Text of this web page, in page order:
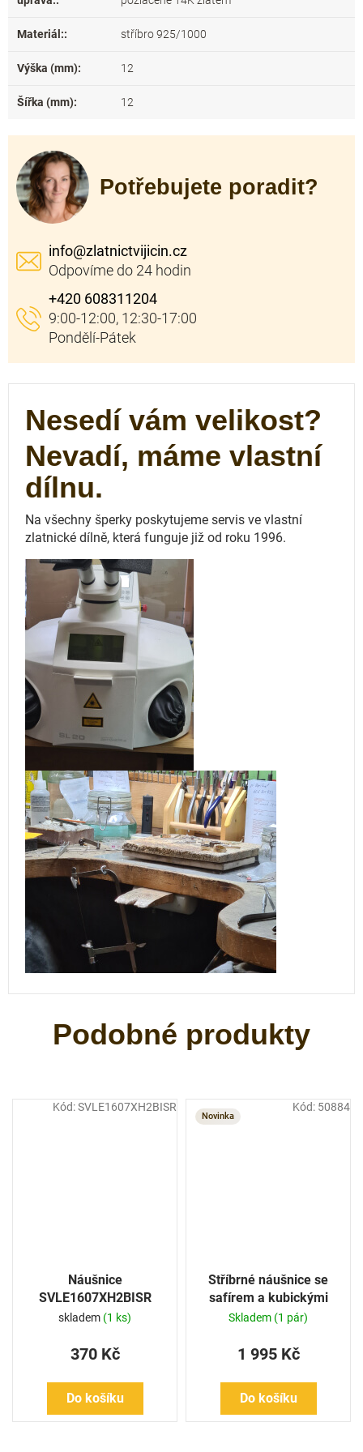
Materiál:: stříbro 925/1000
Výška (mm): 12
Šířka (mm): 12
Potřebujete poradit?
info@zlatnictvijicin.cz
+420 608311204
Náušnice
SVLE1607XH2BISR
skladem (1 ks)
370 Kč
Do košíku
Kód:SVLE1607XH2BISR
Novinka
Stříbrné náušnice se
safírem a kubickými
zirkony
Skladem (1 pár)
1 995 Kč
Do košíku
Kód: 50884
Nesedí vám velikost?
Nevadí, máme vlastní
dílnu.
Na všechny šperky poskytujeme servis ve vlastní
zlatnické dílně, která funguje již od roku 1996.